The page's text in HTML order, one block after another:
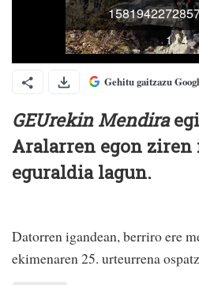
Gehitu gaitzazu
GEUrekin Mendira
Aralarren egon ziren
eguraldia lagun.
Datorren igandean, berriro ere
ekimenaren 25. urteurrena